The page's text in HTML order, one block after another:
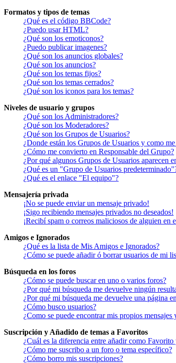
Formatos y tipos de temas
¿Qué es el código BBCode?
¿Puedo usar HTML?
¿Qué son los emoticonos?
¿Puedo publicar imagenes?
¿Qué son los anuncios globales?
¿Qué son los anuncios?
¿Qué son los temas fijos?
¿Qué son los temas cerrados?
¿Qué son los iconos para los temas?
Niveles de usuario y grupos
¿Qué son los Administradores?
¿Qué son los Moderadores?
¿Qué son los Grupos de Usuarios?
¿Donde están los Grupos de Usuarios y como
¿Cómo me convierto en Responsable del Grupo?
¿Por qué algunos Grupos de Usuarios aparecen
¿Qué es un "Grupo de Usuarios
¿Qué es el enlace "El equipo"?
Mensajería privada
¡No se puede enviar un mensaje privado!
¡Sigo recibiendo mensajes privados no deseados!
¡Recibí spam o correos maliciosos de alguien en
Amigos e Ignorados
¿Qué es la lista de Mis Amigos e Ignorados?
¿Cómo se puede añadir ó borrar usuarios de mi
Búsqueda en los foros
¿Cómo se puede buscar en uno o varios foros?
¿Por qué mi búsqueda me devuelve ningún
¿Por qué mi búsqueda me devuelve una página
¿Cómo busco usuarios?
¿Como se puede encontrar mis propios mensajes
Suscripción y Añadido de temas a Favoritos
¿Cuál es la diferencia entre añadir como
¿Cómo me suscribo a un foro o tema específico?
¿Cómo borro mis suscripciones?